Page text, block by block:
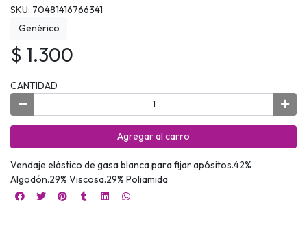
SKU: 70481416766341
Genérico
$ 1.300
CANTIDAD
Agregar al carro
Vendaje elástico de gasa blanca para fijar apósitos.42%
Algodón.29% Viscosa.29% Poliamida